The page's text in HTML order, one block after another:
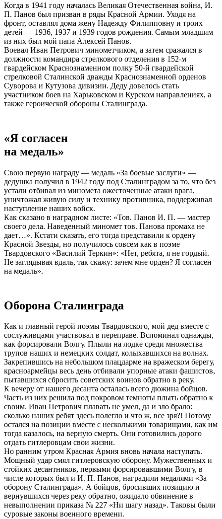
Когда в 1941 году началась Великая Отечественная война, И.
П. Панов был призван в ряды Красной Армии. Уходя на
фронт, оставлял дома жену Надежду Филипповну и троих
детей — 1936, 1937 и 1939 годов рождения. Самым младшим
из них был мой папа Алексей Панов.
Воевал Иван Петрович минометчиком, а затем сражался в
должности командира стрелкового отделения в 152-м
гвардейском Краснознаменном полку 50-й гвардейской
стрелковой Сталинской дважды Краснознаменной орденов
Суворова и Кутузова дивизии. Деду довелось стать
участником боев на Харьковском и Курском направлениях, а
также героической обороны Сталинграда.
«Я согласен
на медаль»
Свою первую награду — медаль «За боевые заслуги» —
дедушка получил в 1942 году под Сталинградом за то, что без
устали отбивал из миномета ожесточенные атаки врага,
уничтожал живую силу и технику противника, поддерживал
наступление наших войск.
Как сказано в наградном листе: «Тов. Панов И. П. — мастер
своего дела. Наведенный миномет тов. Панова промаха не
дает…». Кстати сказать, его тогда представили к ордену
Красной Звезды, но получилось совсем как в поэме
Твардовского «Василий Теркин»: «Нет, ребята, я не гордый.
Не заглядывая вдаль, так скажу: зачем мне орден? Я согласен
на медаль».
Оборона Сталинграда
Как и главный герой поэмы Твардовского, мой дед вместе с
сослуживцами участвовал в переправе. Вспоминал однажды,
как форсировали Волгу. Плыли на лодке среди множества
трупов наших и немецких солдат, колыхавшихся на волнах.
Закрепившись на небольшом плацдарме на вражеском берегу,
красноармейцы весь день отбивали упорные атаки фашистов,
пытавшихся сбросить советских воинов обратно в реку.
К вечеру от нашего десанта осталась всего дюжина бойцов.
Часть из них решила под покровом темноты плыть обратно к
своим. Иван Петрович плавать не умел, да и зло брало:
сколько наших ребят здесь полегло и что ж, все зря?! Потому
остался на позиции вместе с несколькими товарищами, как им
тогда казалось, на верную смерть. Они готовились дорого
отдать гитлеровцам свои жизни.
Но ранним утром Красная Армия вновь начала наступать.
Мощный удар смял гитлеровскую оборону. Мужественных и
стойких десантников, первыми форсировавшими Волгу, в
числе которых был и И. П. Панов, наградили медалями «За
оборону Сталинграда». А бойцов, бросивших позицию и
вернувшихся через реку обратно, ожидало обвинение в
невыполнении приказа № 227 «Ни шагу назад». Таковы были
суровые законы военного времени.